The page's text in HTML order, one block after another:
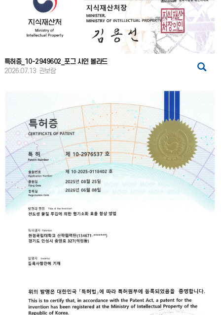
특허증_10-2949602_포그 사인 볼라드
2026.07.13 권보람